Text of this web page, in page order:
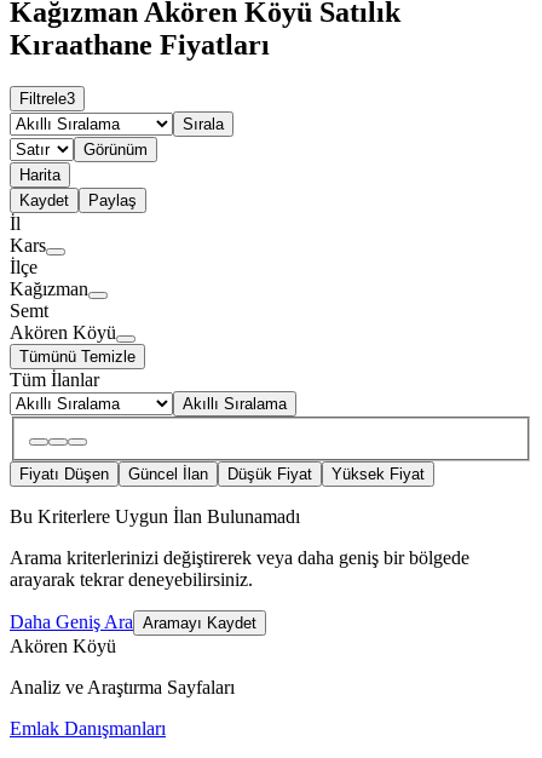
Kağızman Akören Köyü Satılık
Kıraathane Fiyatları
Filtrele3
Sırala
Görünüm
Harita
Kaydet
Paylaş
İl
Kars
İlçe
Kağızman
Semt
Akören Köyü
Tümünü Temizle
Tüm İlanlar
Akıllı Sıralama
Fiyatı Düşen Güncel İlan Düşük Fiyat Yüksek Fiyat
Bu Kriterlere Uygun İlan Bulunamadı
Arama kriterlerinizi değiştirerek veya daha geniş bir bölgede
arayarak tekrar deneyebilirsiniz.
Daha Geniş Ara Aramayı Kaydet
Akören Köyü
Analiz ve Araştırma Sayfaları
Emlak Danışmanları